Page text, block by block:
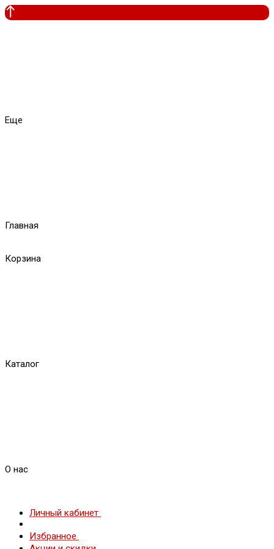
Еще
Главная
Корзина
Каталог
О нас
Личный кабинет
Избранное